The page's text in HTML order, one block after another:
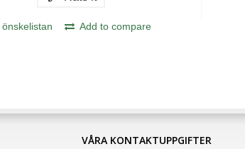
Add to compare
VÅRA KONTAKTUPPGIFTER